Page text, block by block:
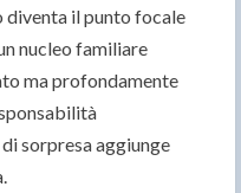
diventa il punto focale
nucleo familiare
ma profondamente
sorpresa aggiunge